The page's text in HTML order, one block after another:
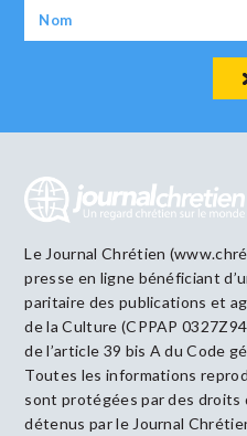
Le Journal Chrétien
presse en ligne bénéficiant
paritaire des publications et
de la Culture (CPPAP
de l’article 39 bis A du Code
Toutes les informations
sont protégées par des
détenus par le Journal